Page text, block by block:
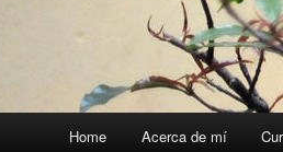
Home Acerca de mí